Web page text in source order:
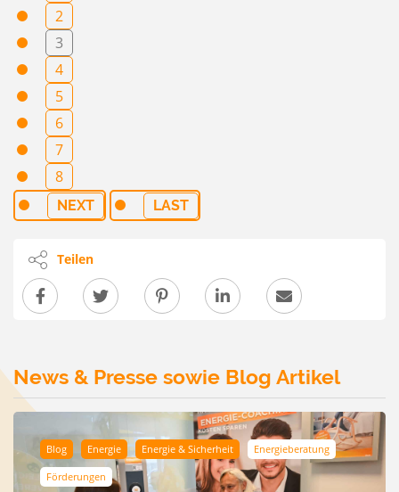
2
3
4
5
6
7
8
NEXT LAST
Teilen
News & Presse sowie Blog Artikel
Blog Energie Energie & Sicherheit Energieberatung
Förderungen